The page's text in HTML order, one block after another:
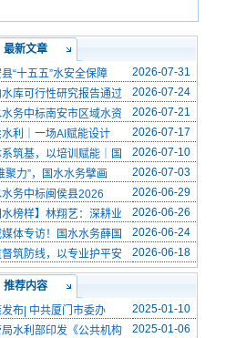
最新文章
“十五五”水安全保障
2026-07-31
库可行性研究报告通过
2026-07-24
水务中标南安市区域水资
2026-07-21
利｜一场AI赋能设计
2026-07-17
系筑基，以培训赋能｜国
2026-07-10
聚力”，国水水务擘画
2026-07-03
水务中标闽侯县2026
2026-06-29
水榜样】林翔艺：深耕业
2026-06-26
体专访！国水水务薛国
2026-06-24
督筑防线，以专业护平安
2026-06-18
推荐内容
布| 中共厦门市委办
2025-01-10
局水利部印发《公共机构
2025-01-06